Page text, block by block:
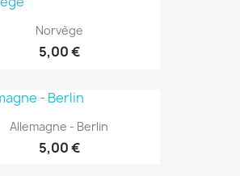
Norvège
5,00 €
Allemagne - Berlin
5,00 €